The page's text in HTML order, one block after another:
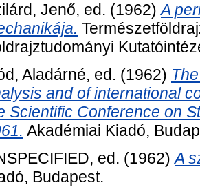
Jenő, ed. (1962)A
Aladárné, ed. (1962)
and of international
Scientific Conference on
Akadémiai Kiadó,
ed. (1962)A
Budapest.